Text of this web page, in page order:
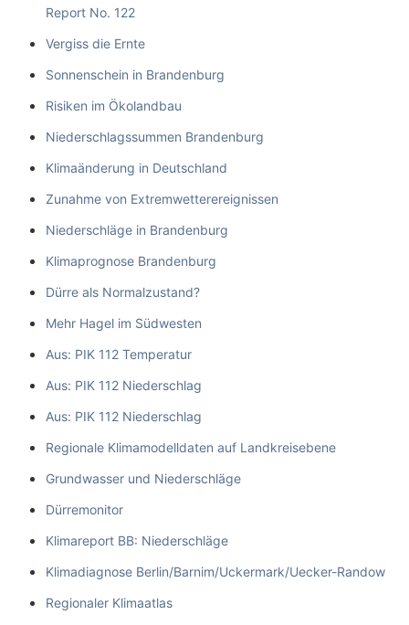
Report No. 122
Vergiss die Ernte
Sonnenschein in Brandenburg
Risiken im Ökolandbau
Niederschlagssummen Brandenburg
Klimaänderung in Deutschland
Zunahme von Extremwetterereignissen
Niederschläge in Brandenburg
Klimaprognose Brandenburg
Dürre als Normalzustand?
Mehr Hagel im Südwesten
Aus: PIK 112 Temperatur
Aus: PIK 112 Niederschlag
Aus: PIK 112 Niederschlag
Regionale Klimamodelldaten auf Landkreisebene
Grundwasser und Niederschläge
Dürremonitor
Klimareport BB: Niederschläge
Klimadiagnose Berlin/Barnim/Uckermark/Uecker-Randow
Regionaler Klimaatlas